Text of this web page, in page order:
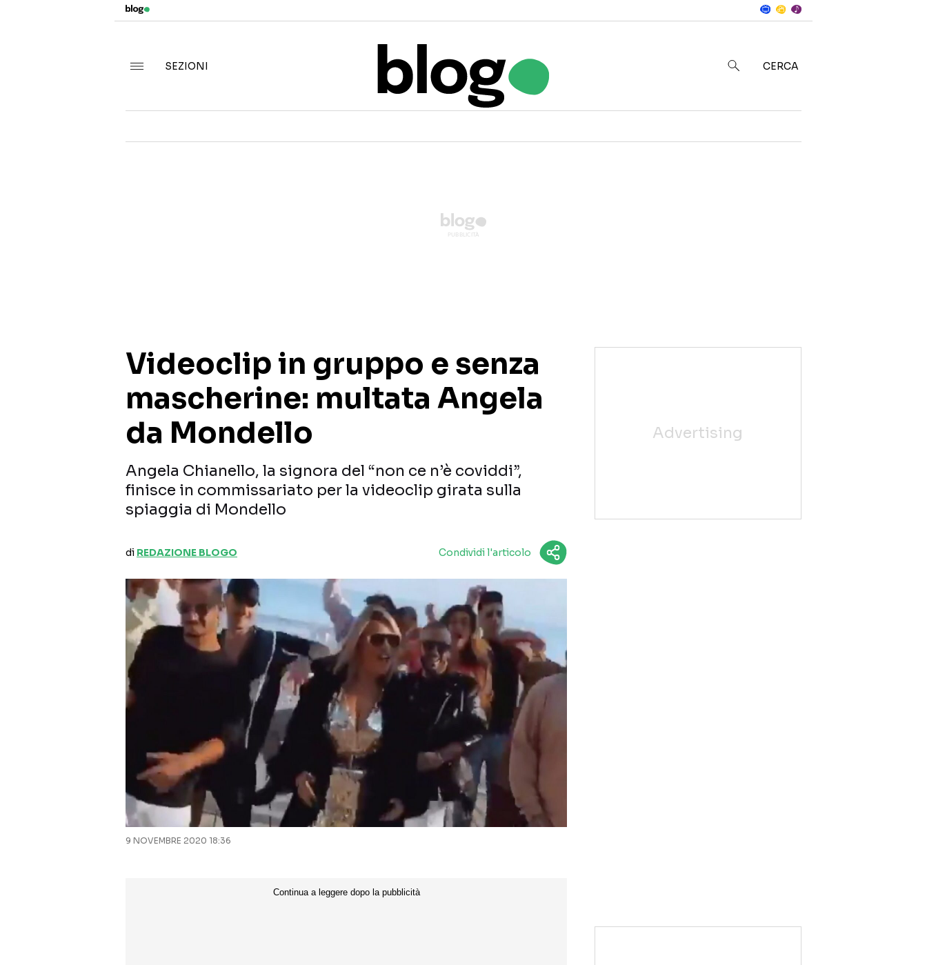
SEZIONI
CERCA
Videoclip in gruppo e senza
mascherine: multata Angela
da Mondello
Angela Chianello, la signora del “non ce n’è coviddi”,
finisce in commissariato per la videoclip girata sulla
spiaggia di Mondello
di REDAZIONE BLOGO Condividi l'articolo
9 NOVEMBRE 2020 18:36